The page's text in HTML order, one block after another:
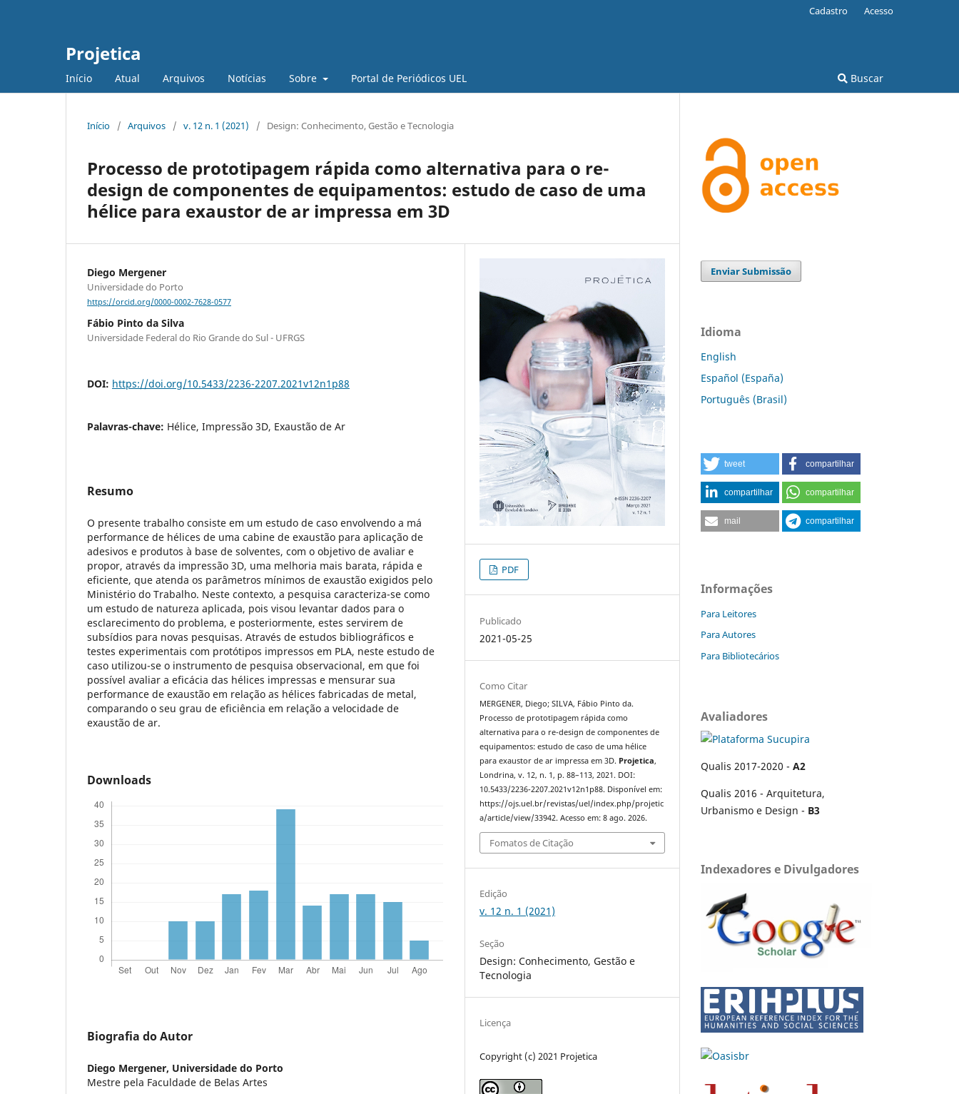
Projetica
Início Atual Arquivos Notícias Sobre Portal de Periódicos UEL Buscar
Cadastro Acesso
Início / Arquivos / v. 12 n. 1 (2021) / Design: Conhecimento, Gestão e Tecnologia
Processo de prototipagem rápida como alternativa para o re-
design de componentes de equipamentos: estudo de caso de uma
hélice para exaustor de ar impressa em 3D
Diego Mergener
Universidade do Porto
https://orcid.org/0000-0002-7628-0577
Fábio Pinto da Silva
Universidade Federal do Rio Grande do Sul - UFRGS
DOI: https://doi.org/10.5433/2236-2207.2021v12n1p88
Palavras-chave: Hélice, Impressão 3D, Exaustão de Ar
Resumo
O presente trabalho consiste em um estudo de caso envolvendo a má
performance de hélices de uma cabine de exaustão para aplicação de
adesivos e produtos à base de solventes, com o objetivo de avaliar e
propor, através da impressão 3D, uma melhoria mais barata, rápida e
eficiente, que atenda os parâmetros mínimos de exaustão exigidos pelo
Ministério do Trabalho. Neste contexto, a pesquisa caracteriza-se como
um estudo de natureza aplicada, pois visou levantar dados para o
esclarecimento do problema, e posteriormente, estes servirem de
subsídios para novas pesquisas. Através de estudos bibliográficos e
testes experimentais com protótipos impressos em PLA, neste estudo de
caso utilizou-se o instrumento de pesquisa observacional, em que foi
possível avaliar a eficácia das hélices impressas e mensurar sua
performance de exaustão em relação as hélices fabricadas de metal,
comparando o seu grau de eficiência em relação a velocidade de
exaustão de ar.
Downloads
Biografia do Autor
Diego Mergener, Universidade do Porto
Mestre pela Faculdade de Belas Artes
PDF
Publicado
2021-05-25
Como Citar
MERGENER, Diego; SILVA, Fábio Pinto da.
Processo de prototipagem rápida como
alternativa para o re-design de componentes de
equipamentos: estudo de caso de uma hélice
para exaustor de ar impressa em 3D. Projetica,
Londrina, v. 12, n. 1, p. 88–113, 2021. DOI:
10.5433/2236-2207.2021v12n1p88. Disponível em:
https://ojs.uel.br/revistas/uel/index.php/projetic
a/article/view/33942. Acesso em: 8 ago. 2026.
Fomatos de Citação
Edição
v. 12 n. 1 (2021)
Seção
Design: Conhecimento, Gestão e
Tecnologia
Licença
Copyright (c) 2021 Projetica
Enviar Submissão
Idioma
English
Español (España)
Português (Brasil)
tweet compartilhar
compartilhar compartilhar
mail compartilhar
Informações
Para Leitores
Para Autores
Para Bibliotecários
Avaliadores
Qualis 2017-2020 - A2
Qualis 2016 - Arquitetura,
Urbanismo e Design - B3
Indexadores e Divulgadores